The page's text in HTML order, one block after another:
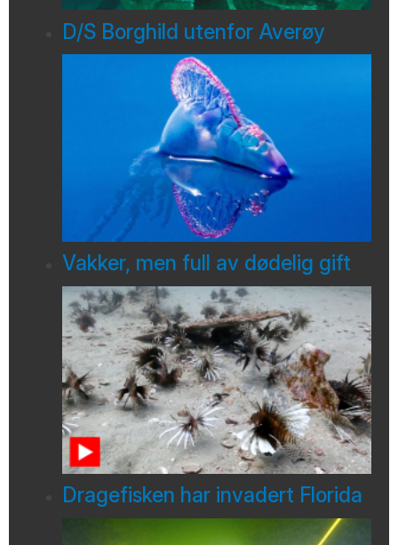
D/S Borghild utenfor Averøy
Vakker, men full av dødelig gift
Dragefisken har invadert Florida